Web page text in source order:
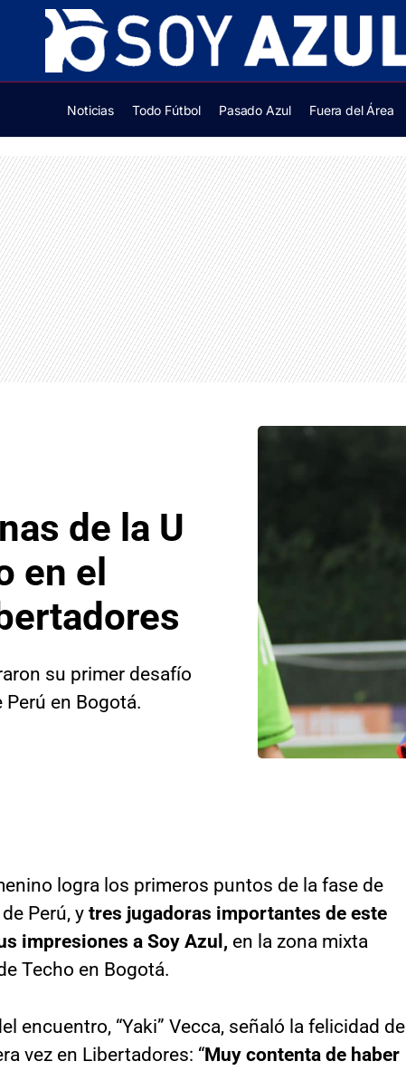
Noticias Todo Fútbol Pasado Azul Fuera del Área
de la U
en el
su primer desafío
en Bogotá.
logra los primeros puntos de la fase de
Perú, y tres jugadoras importantes de este
impresiones a Soy Azul, en la zona mixta
Techo en Bogotá.
encuentro, “Yaki” Vecca, señaló la felicidad de
vez en Libertadores: “Muy contenta de haber